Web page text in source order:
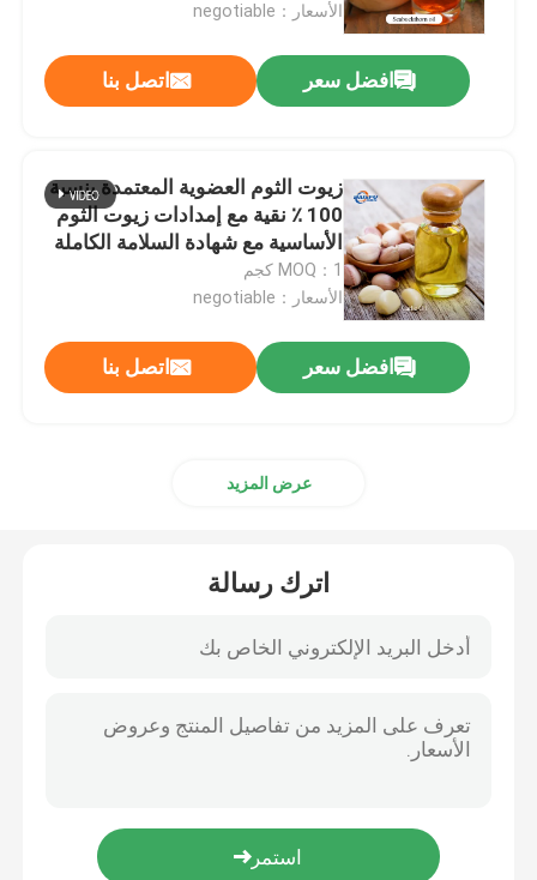
الأسعار：negotiable
افضل سعر اتصل بنا
زيوت الثوم العضوية المعتمدة بنسبة
100 ٪ نقية مع إمدادات زيوت الثوم
الأساسية مع شهادة السلامة الكاملة
MSDS الزيوت الأساسية ذات الشعار
المخصص
MOQ：1 كجم
الأسعار：negotiable
افضل سعر اتصل بنا
عرض المزيد
اترك رسالة